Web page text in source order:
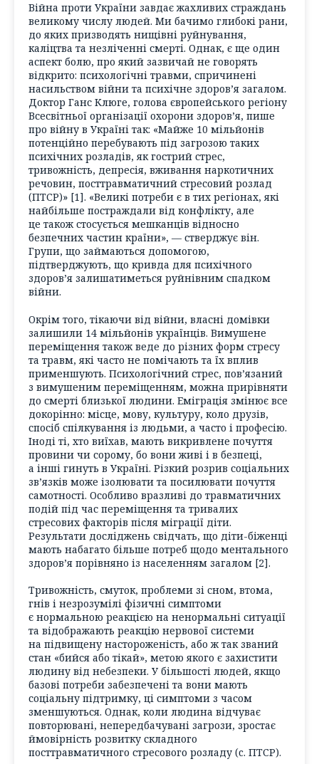
Війна проти України завдає жахливих страждань
великому числу людей. Ми бачимо глибокі рани,
до яких призводять нищівні руйнування,
каліцтва та незліченні смерті. Однак, є ще один
аспект болю, про який зазвичай не говорять
відкрито: психологічні травми, спричинені
насильством війни та психічне здоров’я загалом.
Доктор Ганс Клюге, голова європейського регіону
Всесвітньої організації охорони здоров’я, пише
про війну в Україні так: «Майже 10 мільйонів
потенційно перебувають під загрозою таких
психічних розладів, як гострий стрес,
тривожність, депресія, вживання наркотичних
речовин, посттравматичний стресовий розлад
(ПТСР)» [1]. «Великі потреби є в тих регіонах, які
найбільше постраждали від конфлікту, але
це також стосується мешканців відносно
безпечних частин країни», — стверджує він.
Групи, що займаються допомогою,
підтверджують, що кривда для психічного
здоров’я залишатиметься руйнівним спадком
війни.
Окрім того, тікаючи від війни, власні домівки
залишили 14 мільйонів українців. Вимушене
переміщення також веде до різних форм стресу
та травм, які часто не помічають та їх вплив
применшують. Психологічний стрес, пов’язаний
з вимушеним переміщенням, можна прирівняти
до смерті близької людини. Еміграція змінює все
докорінно: місце, мову, культуру, коло друзів,
спосіб спілкування із людьми, а часто і професію.
Іноді ті, хто виїхав, мають викривлене почуття
провини чи сорому, бо вони живі і в безпеці,
а інші гинуть в Україні. Різкий розрив соціальних
зв’язків може ізолювати та посилювати почуття
самотності. Особливо вразливі до травматичних
подій під час переміщення та тривалих
стресових факторів після міграції діти.
Результати досліджень свідчать, що діти-біженці
мають набагато більше потреб щодо ментального
здоров’я порівняно із населенням загалом [2].
Тривожність, смуток, проблеми зі сном, втома,
гнів і незрозумілі фізичні симптоми
є нормальною реакцією на ненормальні ситуації
та відображають реакцію нервової системи
на підвищену настороженість, або ж так званий
стан «бийся або тікай», метою якого є захистити
людину від небезпеки. У більшості людей, якщо
базові потреби забезпечені та вони мають
соціальну підтримку, ці симптоми з часом
зменшуються. Однак, коли людина відчуває
повторювані, непередбачувані загрози, зростає
ймовірність розвитку складного
посттравматичного стресового розладу (c. ПТСР).